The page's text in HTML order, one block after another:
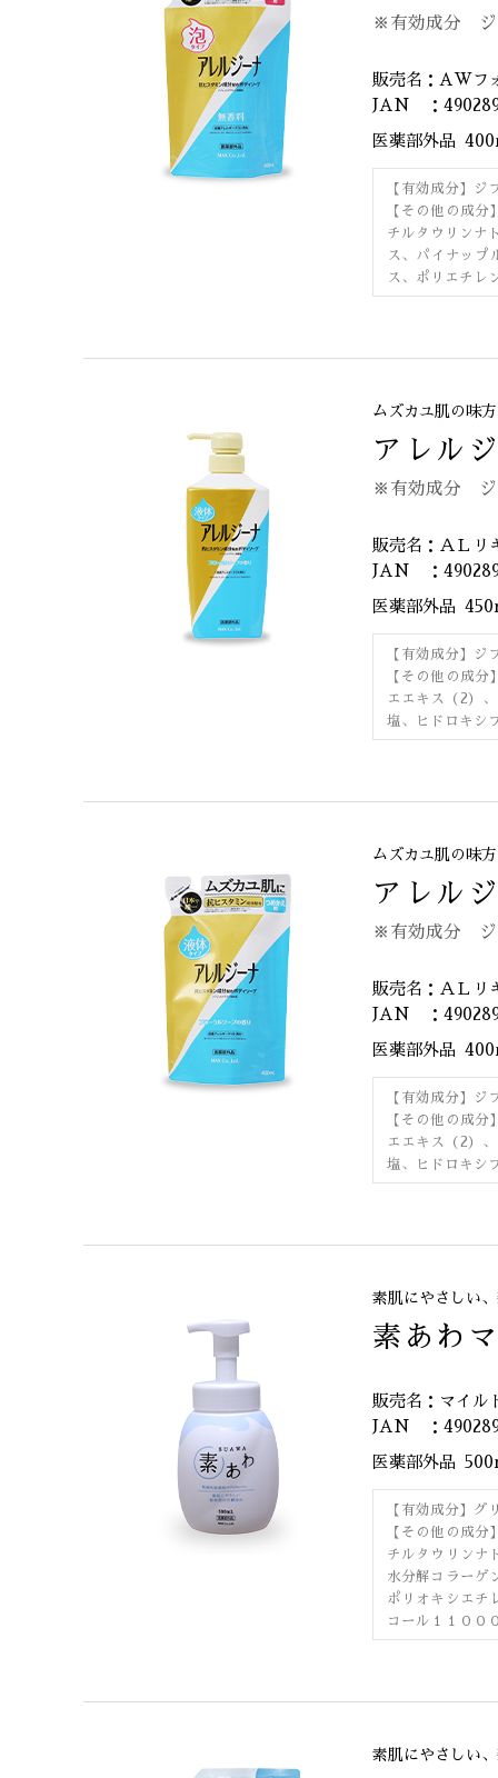
※有効成分 ジ
販売名：AWフ
JAN ：
医薬部外品
【有効成分】ジ
【その他の成
チルタウリンナ
ス、パイナップ
ス、ポリエチレ
ムズカユ肌の味
アレル
※有効成分 ジ
販売名：ＡＬリ
JAN ：
医薬部外品
【有効成分】ジ
【その他の成
エエキス（2）
塩、ヒドロキシ
ムズカユ肌の味
アレル
※有効成分 ジ
販売名：ＡＬリ
JAN ：
医薬部外品
【有効成分】ジ
【その他の成
エエキス（2）
塩、ヒドロキシ
素肌にやさしい
素あわ
販売名：マイル
JAN ：
医薬部外品
【有効成分】グ
【その他の成
チルタウリンナ
水分解コラーゲ
ポリオキシエチ
コール１１００
素肌にやさしい